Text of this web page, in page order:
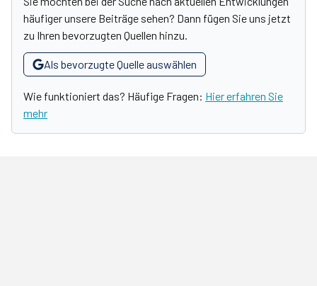
häufiger unsere Beiträge sehen? Dann fügen Sie uns jetzt
zu Ihren bevorzugten Quellen hinzu.
Als bevorzugte Quelle auswählen
Wie funktioniert das? Häufige Fragen: Hier erfahren Sie
mehr